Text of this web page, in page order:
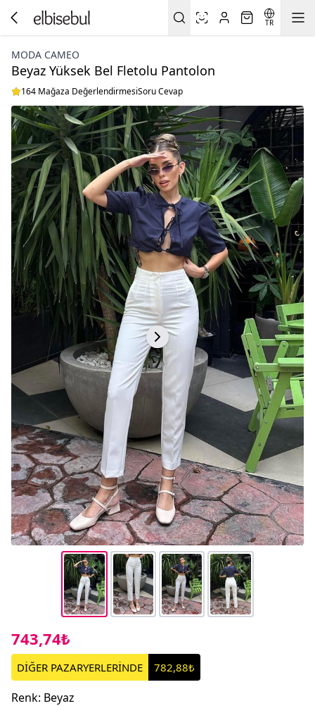
TR
MODA CAMEO
Beyaz Yüksek Bel Fletolu Pantolon
164 Mağaza DeğerlendirmesiSoru Cevap
743,74₺
DİĞER PAZARYERLERİNDE 782,88₺
Renk: Beyaz